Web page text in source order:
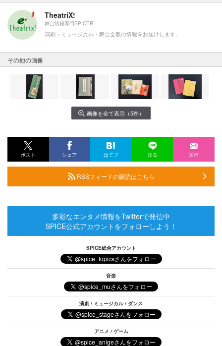
TheatriX!
舞台情報専門SPICER
演劇・ミュージカル・舞台全般の情報をお届けします。
その他の画像
画像を全て表示（5件）
ポスト シェア はてブ 送る 送信
RSSフィードの購読はこちら
多彩なエンタメ情報をTwitterで発信中
SPICE公式アカウントをフォローしよう！
SPICE総合アカウント
音楽
演劇 / ミュージカル / ダンス
アニメ / ゲーム